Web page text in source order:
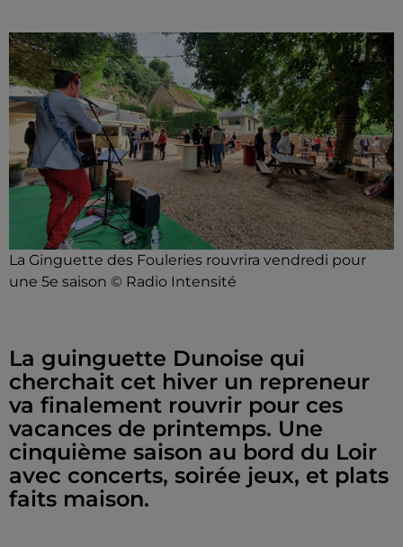
La Ginguette des Fouleries rouvrira vendredi pour
une 5e saison © Radio Intensité
La guinguette Dunoise qui
cherchait cet hiver un repreneur
va finalement rouvrir pour ces
vacances de printemps. Une
cinquième saison au bord du Loir
avec concerts, soirée jeux, et plats
faits maison.